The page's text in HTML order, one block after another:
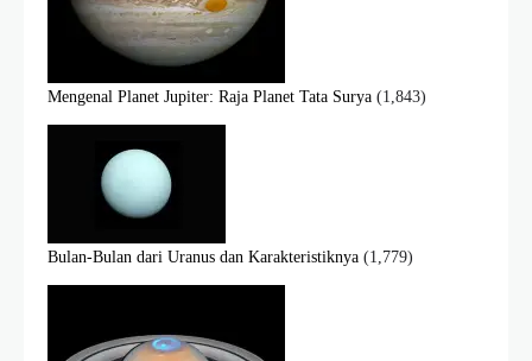
Mengenal Planet Jupiter: Raja Planet Tata Surya (1,843)
Bulan-Bulan dari Uranus dan Karakteristiknya (1,779)